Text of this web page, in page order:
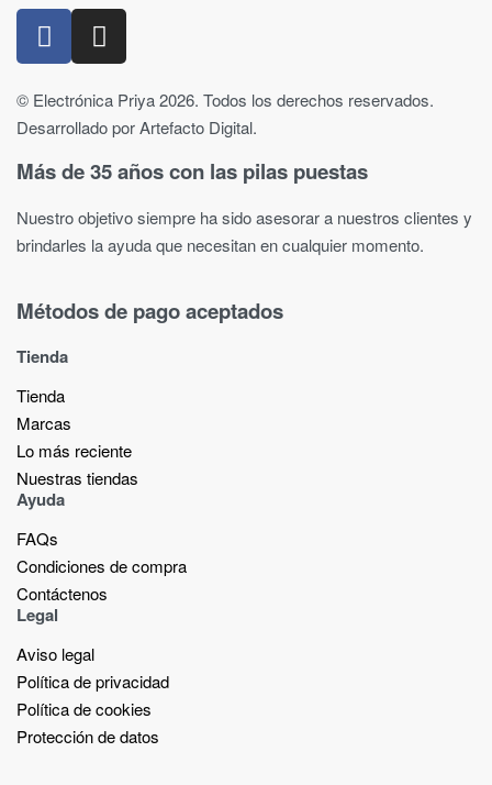
© Electrónica Priya 2026. Todos los derechos reservados.
Desarrollado por Artefacto Digital.
Más de 35 años con las pilas puestas
Nuestro objetivo siempre ha sido asesorar a nuestros clientes y
brindarles la ayuda que necesitan en cualquier momento.
Métodos de pago aceptados
Tienda
Tienda
Marcas
Lo más reciente​
Nuestras tiendas​
Ayuda
FAQs
Condiciones de compra
Contáctenos
Legal
Aviso legal
Política de privacidad
Política de cookies
Protección de datos